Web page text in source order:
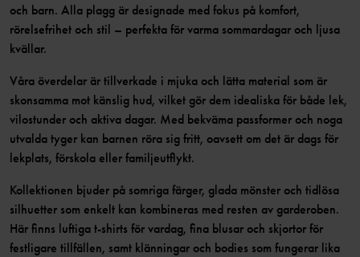
och barn. Alla plagg är designade med fokus på komfort,
rörelsefrihet och stil – perfekta för varma sommardagar och ljusa
kvällar.
Våra överdelar är tillverkade i mjuka och lätta material som är
skonsamma mot känslig hud, vilket gör dem idealiska för både lek,
vilostunder och aktiva dagar. Med bekväma passformer och noga
utvalda tyger kan barnen röra sig fritt, oavsett om det är dags för
lekplats, förskola eller familjeutflykt.
Kollektionen bjuder på somriga färger, glada mönster och tidlösa
silhuetter som enkelt kan kombineras med resten av garderoben.
Här finns luftiga t‑shirts för vardag, fina blusar och skjortor för
festligare tillfällen, samt klänningar och bodies som fungerar lika